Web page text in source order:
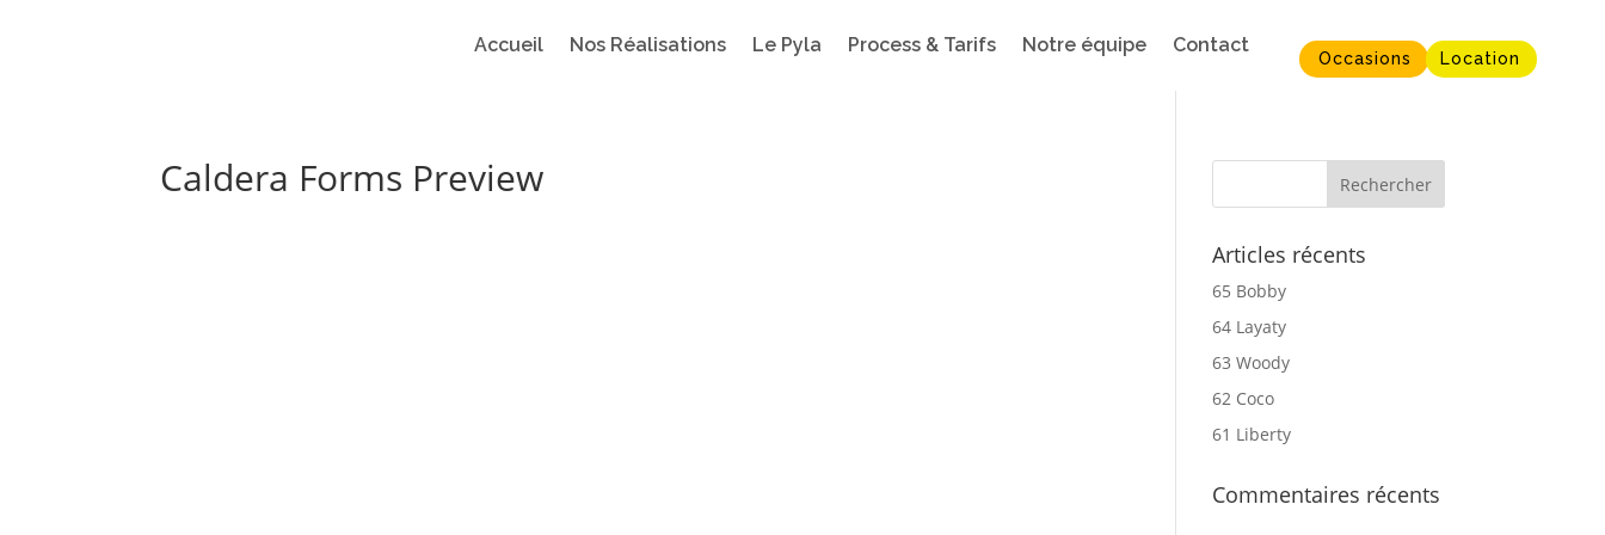
Accueil Nos Réalisations Le Pyla Process & Tarifs Notre équipe Contact
Occasions Location
Caldera Forms Preview
Articles récents
65 Bobby
64 Layaty
63 Woody
62 Coco
61 Liberty
Commentaires récents